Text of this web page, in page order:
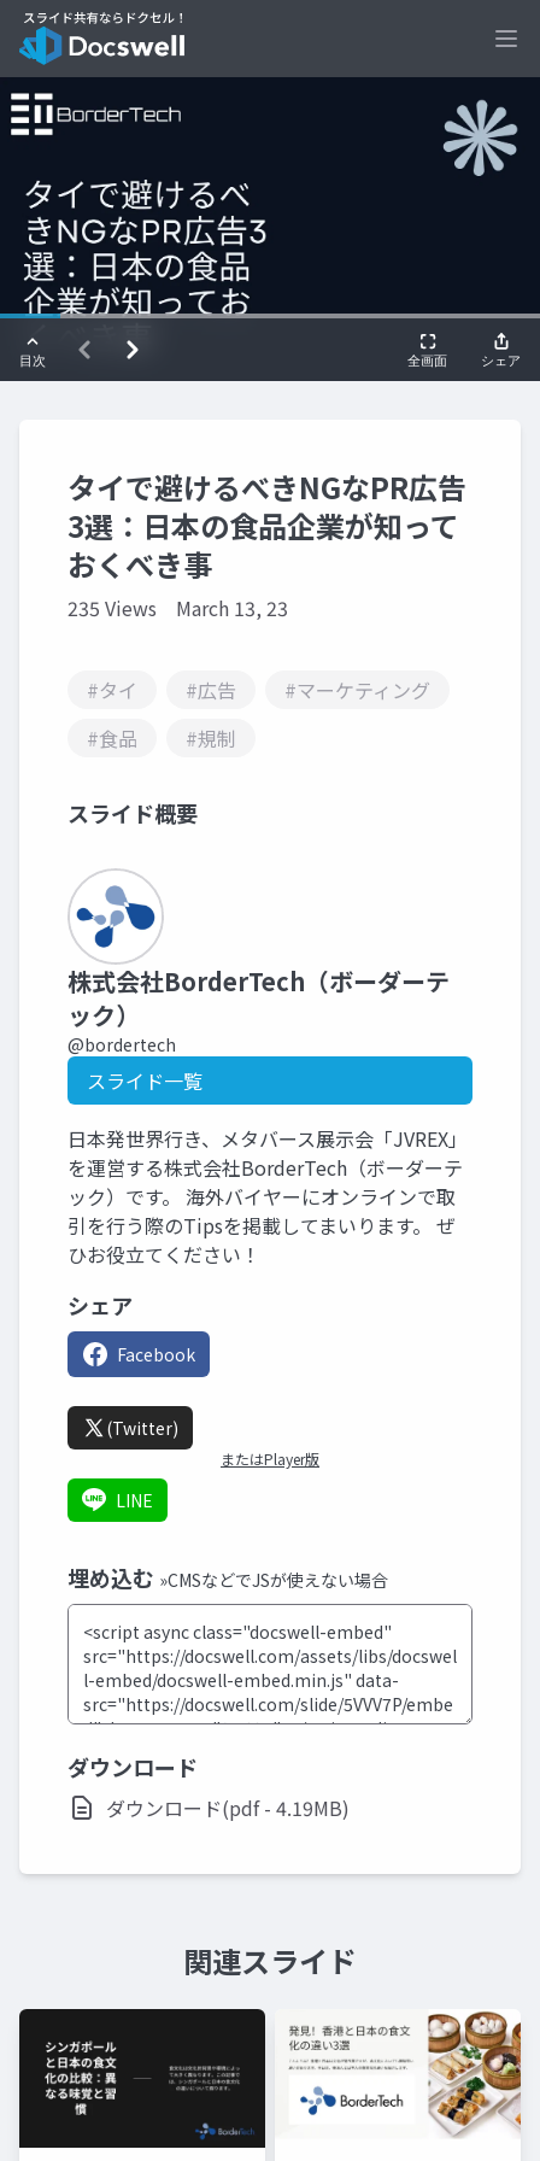
タイで避けるべきNGなPR広告
3選：日本の食品企業が知って
おくべき事
235 Views March 13, 23
#タイ #広告
#マーケティング
#食品
#規制
スライド概要
株式会社BorderTech（ボーダーテ
ック）
@bordertech
スライド一覧
日本発世界行き、メタバース展示会「JVREX」
を運営する株式会社BorderTech（ボーダーテ
ック）です。 海外バイヤーにオンラインで取
引を行う際のTipsを掲載してまいります。 ぜ
ひお役立てください！
シェア
Facebook
(Twitter)
またはPlayer版
LINE
埋め込む »CMSなどでJSが使えない場合
ダウンロード
ダウンロード(pdf - 4.19MB)
関連スライド